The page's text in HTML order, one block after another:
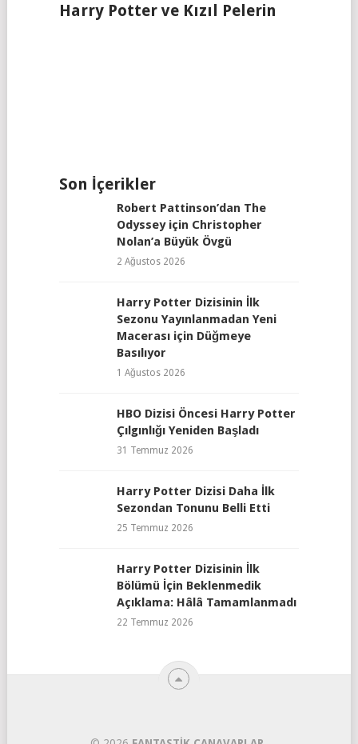
Harry Potter ve Kızıl Pelerin
Son İçerikler
Robert Pattinson’dan The
Odyssey için Christopher
Nolan’a Büyük Övgü
2 Ağustos 2026
Harry Potter Dizisinin İlk
Sezonu Yayınlanmadan Yeni
Macerası için Düğmeye
Basılıyor
1 Ağustos 2026
HBO Dizisi Öncesi Harry Potter
Çılgınlığı Yeniden Başladı
31 Temmuz 2026
Harry Potter Dizisi Daha İlk
Sezondan Tonunu Belli Etti
25 Temmuz 2026
Harry Potter Dizisinin İlk
Bölümü İçin Beklenmedik
Açıklama: Hâlâ Tamamlanmadı
22 Temmuz 2026